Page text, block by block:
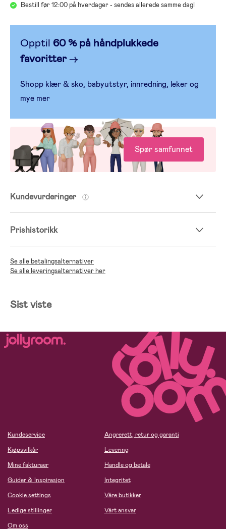
Bestill før 12:00 på hverdager - sendes allerede samme dag!
Opptil 60 % på håndplukkede
favoritter→
Shopp klær & sko, babyutstyr, innredning, leker og
mye mer
Spør samfunnet
Kundevurderinger
Prishistorikk
Se alle betalingsalternativer
Se alle leveringsalternativer her
Sist viste
Kundeservice
Kjøpsvilkår
Mine fakturaer
Guider & Inspirasjon
Cookie settings
Ledige stillinger
Om oss
Angrerett, retur og garanti
Levering
Handle og betale
Integritet
Våre butikker
Vårt ansvar